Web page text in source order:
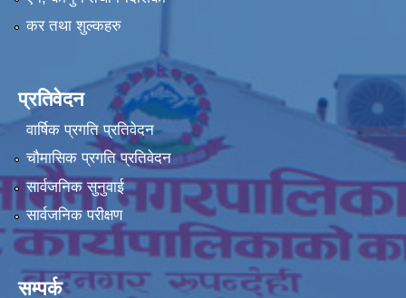
कर तथा शुल्कहरु
प्रतिवेदन
वार्षिक प्रगति प्रतिवेदन
चौमासिक प्रगति प्रतिवेदन
सार्वजनिक सुनुवाई
सार्वजनिक परीक्षण
सम्पर्क